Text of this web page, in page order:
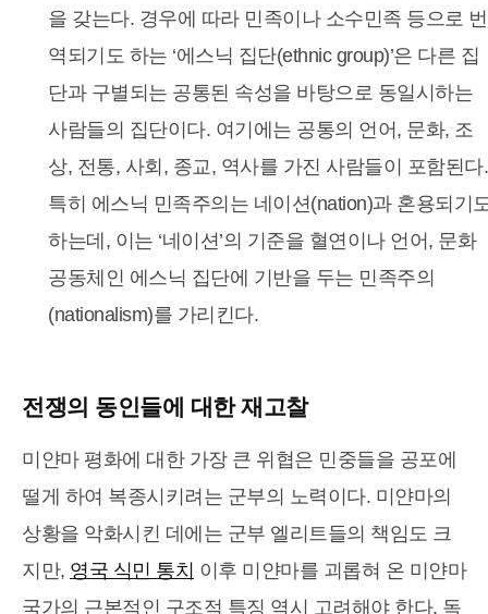
을 갖는다. 경우에 따라 민족이나 소수민족 등으로 번
역되기도 하는 ‘에스닉 집단(ethnic group)’은 다른 집
단과 구별되는 공통된 속성을 바탕으로 동일시하는
사람들의 집단이다. 여기에는 공통의 언어, 문화, 조
상, 전통, 사회, 종교, 역사를 가진 사람들이 포함된다.
특히 에스닉 민족주의는 네이션(nation)과 혼용되기
하는데, 이는 ‘네이션’의 기준을 혈연이나 언어, 문화
공동체인 에스닉 집단에 기반을 두는 민족주의
(nationalism)를 가리킨다.
전쟁의 동인들에 대한 재고찰
미얀마 평화에 대한 가장 큰 위협은 민중들을 공포에
떨게 하여 복종시키려는 군부의 노력이다. 미얀마의
상황을 악화시킨 데에는 군부 엘리트들의 책임도 크
지만, 영국 식민 통치 이후 미얀마를 괴롭혀 온 미얀마
국가의 근본적인 구조적 특징 역시 고려해야 한다. 독